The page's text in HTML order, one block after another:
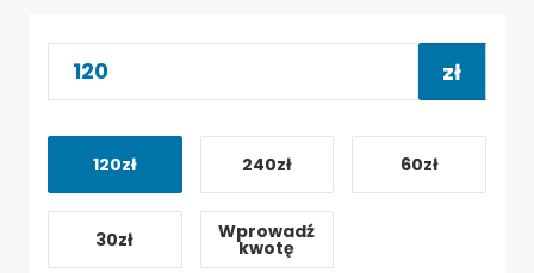
zł
120zł 240zł 60zł
30zł Wprowadź
kwotę